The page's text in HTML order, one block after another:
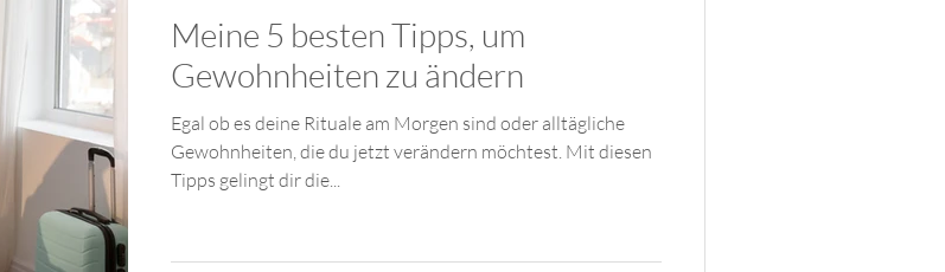
Meine 5 besten Tipps, um
Gewohnheiten zu ändern
Egal ob es deine Rituale am Morgen sind oder alltägliche
Gewohnheiten, die du jetzt verändern möchtest. Mit diesen
Tipps gelingt dir die...